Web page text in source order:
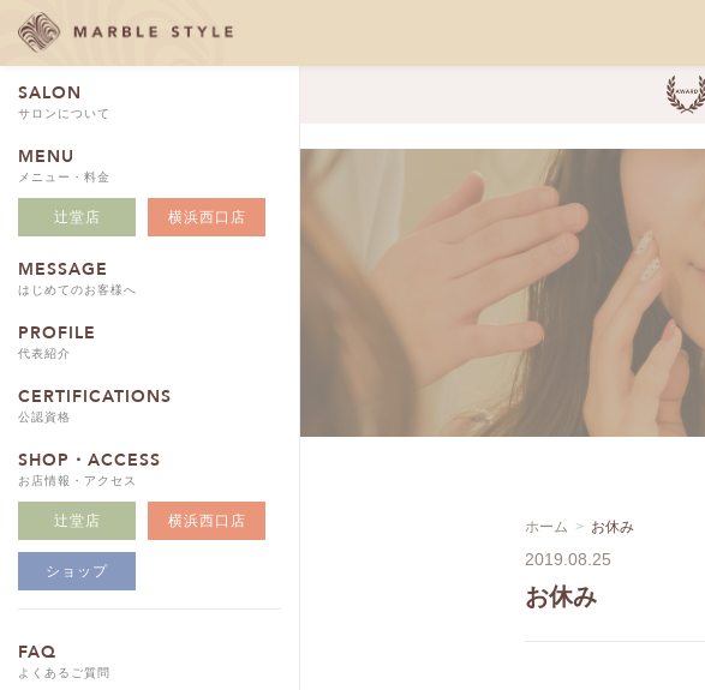
SALON
サロンについて
MENU
メニュー・料金
辻堂店 横浜西口店
MESSAGE
はじめてのお客様へ
PROFILE
代表紹介
CERTIFICATIONS
公認資格
SHOP・ACCESS
お店情報・アクセス
辻堂店 横浜西口店
ショップ
FAQ
よくあるご質問
ホーム お休み
2019.08.25
お休み